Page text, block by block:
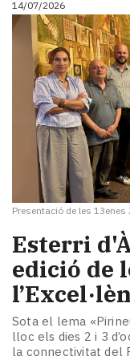
i
turisme
Cultura
Esports
Mai
tant!
TV
mitjans
temps
Reportatges
Entrevistes
Enquestes
A
escena!
Dis
la
teva!
14/07/2026
Presentació de les 13enes
Esterri
edició de
Sota el lema
lloc els dies 2 i 3
la connectivitat del